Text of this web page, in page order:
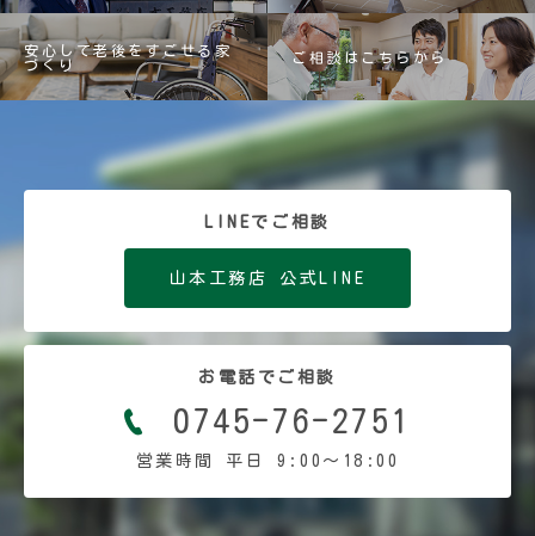
安心して老後をすごせる家
づくり
ご相談はこちらから
LINEでご相談
山本工務店 公式LINE
お電話でご相談
0745-76-2751
営業時間 平日 9:00〜18:00